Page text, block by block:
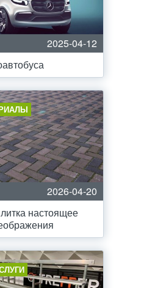
2025-04-12
2026-04-20
настоящее